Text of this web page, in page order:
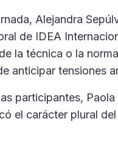
Alejandra
de IDEA
la técnica o la
anticipar tensiones
participantes,
el carácter plural